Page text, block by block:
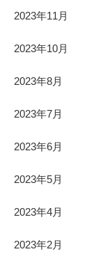
2023年11月
2023年10月
2023年8月
2023年7月
2023年6月
2023年5月
2023年4月
2023年2月